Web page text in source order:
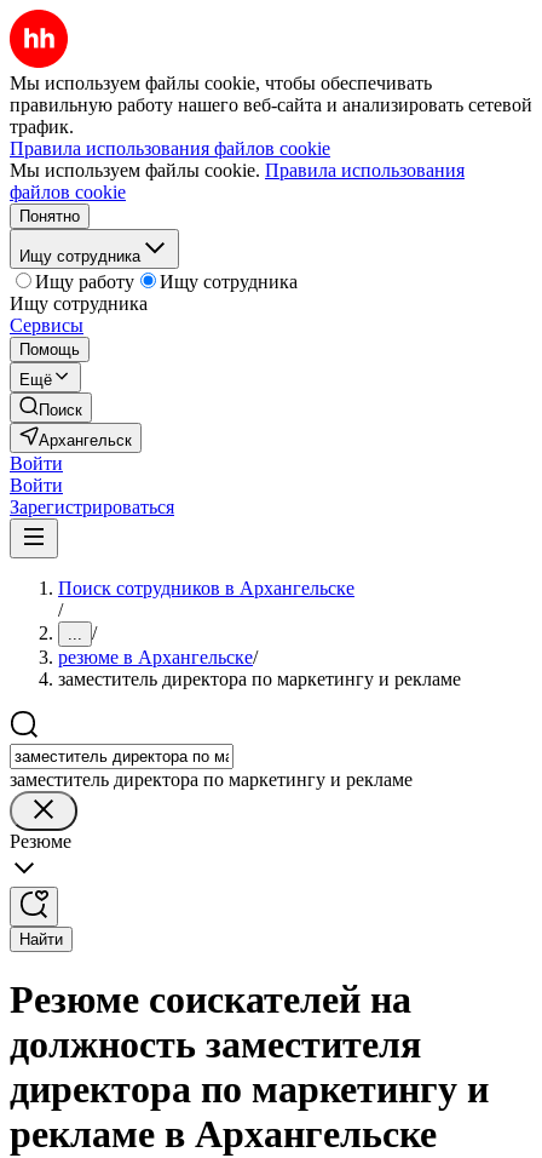
Мы используем файлы cookie, чтобы обеспечивать
правильную работу нашего веб-сайта и анализировать сетевой
трафик.
Правила использования файлов cookie
Мы используем файлы cookie. Правила использования
файлов cookie
Понятно
Ищу сотрудника
Ищу работу
Ищу сотрудника
Ищу сотрудника
Сервисы
Помощь
Ещё
Поиск
Архангельск
Войти
Войти
Зарегистрироваться
Поиск сотрудников в Архангельске
/
... /
резюме в Архангельске/
заместитель директора по маркетингу и рекламе
заместитель директора по маркетингу и рекламе
Резюме
Найти
Резюме соискателей на
должность заместителя
директора по маркетингу и
рекламе в Архангельске